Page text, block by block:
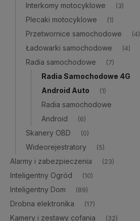
Interkomy motocyklowe (3)
Plecaki motocyklowe (1)
Przetwornice samochodowe (4)
Ładowarki samochodowe (4)
Radia samochodowe (7)
Radia Samochodowe 4G
Android Auto
(1)
Radia samochodowe
Android
(6)
Skanery OBD (0)
Wideorejestratory (5)
Alarmy i zabezpieczenia (23)
Inteligentny Ogród (10)
Inteligentny Dom (89)
Drobna elektronika (17)
Kamery i zestawy cofania (32)